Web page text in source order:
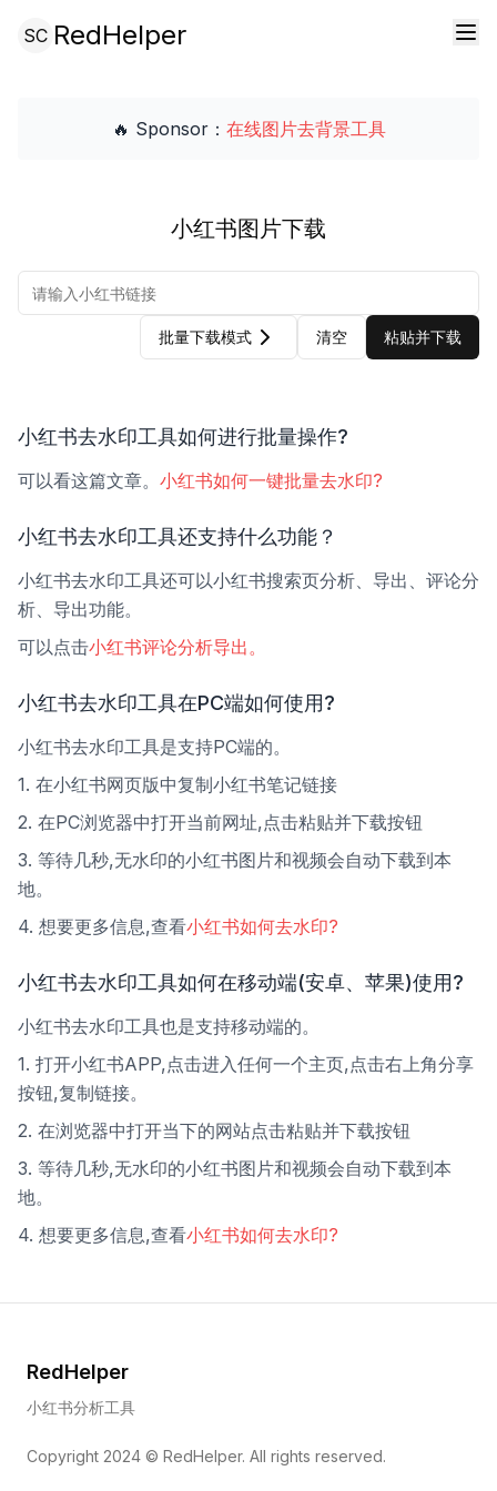
SC RedHelper
🔥 Sponsor： 在线图片去背景工具
小红书图片下载
批量下载模式 清空 粘贴并下载
小红书去水印工具如何进行批量操作?
可以看这篇文章。 小红书如何一键批量去水印?
小红书去水印工具还支持什么功能？
小红书去水印工具还可以小红书搜索页分析、导出、评论分
析、导出功能。
可以点击小红书评论分析导出。
小红书去水印工具在PC端如何使用?
小红书去水印工具是支持PC端的。
1. 在小红书网页版中复制小红书笔记链接
2. 在PC浏览器中打开当前网址,点击粘贴并下载按钮
3. 等待几秒,无水印的小红书图片和视频会自动下载到本
地。
4. 想要更多信息,查看小红书如何去水印?
小红书去水印工具如何在移动端(安卓、苹果)使用?
小红书去水印工具也是支持移动端的。
1. 打开小红书APP,点击进入任何一个主页,点击右上角分享
按钮,复制链接。
2. 在浏览器中打开当下的网站点击粘贴并下载按钮
3. 等待几秒,无水印的小红书图片和视频会自动下载到本
地。
4. 想要更多信息,查看小红书如何去水印?
RedHelper
小红书分析工具
Copyright 2024 © RedHelper. All rights reserved.